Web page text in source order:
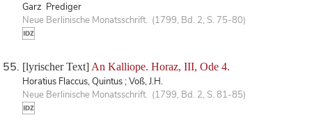
Garz Prediger
Neue Berlinische Monatsschrift. (1799, Bd. 2, S. 75-80)
[lyrischer Text] An Kalliope. Horaz, III, Ode 4.
Horatius Flaccus, Quintus ; Voß, J.H.
Neue Berlinische Monatsschrift. (1799, Bd. 2, S. 81-85)